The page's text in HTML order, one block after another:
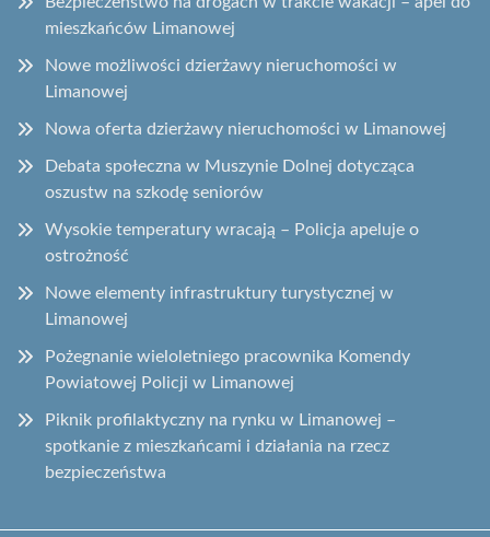
mieszkańców Limanowej
Nowe możliwości dzierżawy nieruchomości w
Limanowej
Nowa oferta dzierżawy nieruchomości w Limanowej
Debata społeczna w Muszynie Dolnej dotycząca
oszustw na szkodę seniorów
Wysokie temperatury wracają – Policja apeluje o
ostrożność
Nowe elementy infrastruktury turystycznej w
Limanowej
Pożegnanie wieloletniego pracownika Komendy
Powiatowej Policji w Limanowej
Piknik profilaktyczny na rynku w Limanowej –
spotkanie z mieszkańcami i działania na rzecz
bezpieczeństwa